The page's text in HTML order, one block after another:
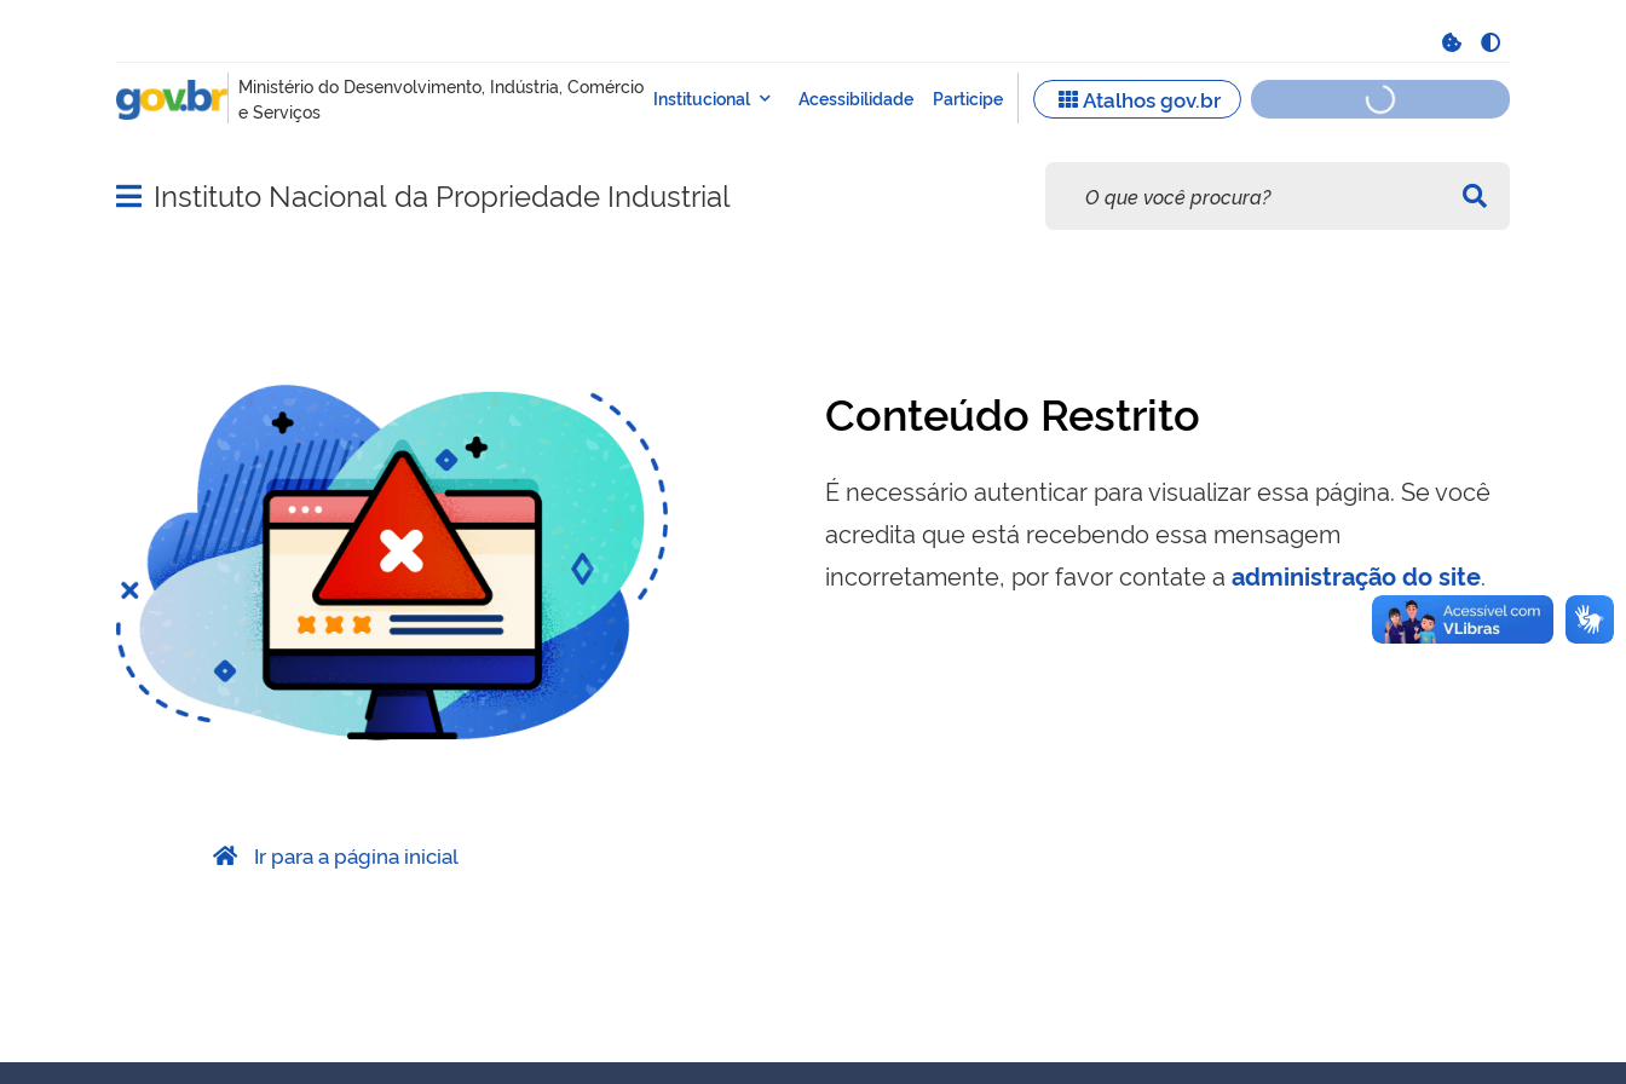
Abrir menu principal de navegação
Instituto Nacional da Propriedade Industrial
Conteúdo Restrito
É necessário autenticar para visualizar essa página. Se você
acredita que está recebendo essa mensagem
incorretamente, por favor contate a administração do site.
Ir para a página inicial